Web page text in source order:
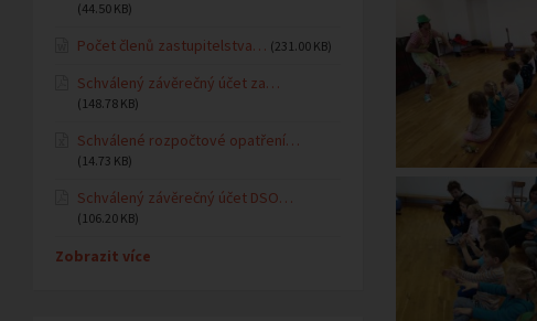
(44.50 KB)
Počet členů zastupitelstva… (231.00 KB)
Schválený závěrečný účet za…
(148.78 KB)
Schválené rozpočtové opatření…
(14.73 KB)
Schválený závěrečný účet DSO…
(106.20 KB)
Zobrazit více